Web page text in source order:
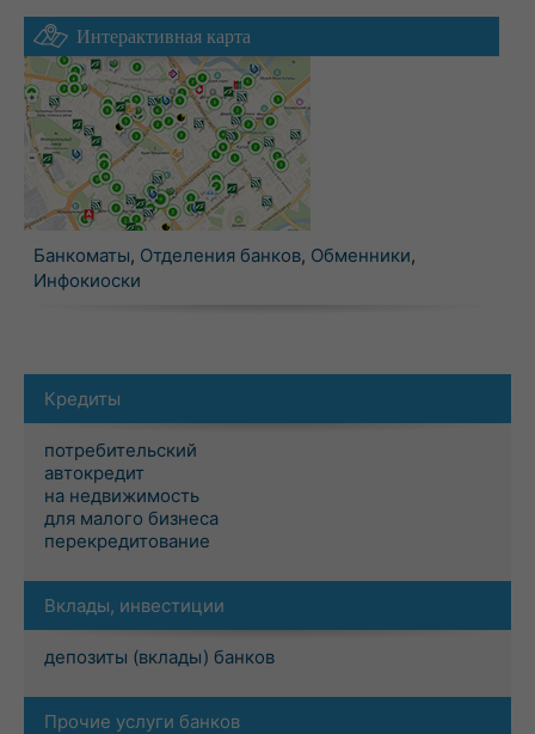
Интерактивная карта
Банкоматы, Отделения банков, Обменники,
Инфокиоски
Кредиты
потребительский
автокредит
на недвижимость
для малого бизнеса
перекредитование
Вклады, инвестиции
депозиты (вклады) банков
Прочие услуги банков